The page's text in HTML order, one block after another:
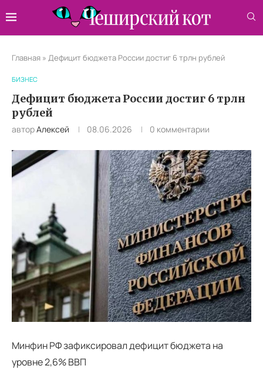
Главная » Дефицит бюджета России достиг 6 трлн рублей
БИЗНЕС
Дефицит бюджета России достиг 6 трлн
рублей
авторАлексей 08.06.2026 0 комментарии
Минфин РФ зафиксировал дефицит бюджета на
уровне 2,6% ВВП